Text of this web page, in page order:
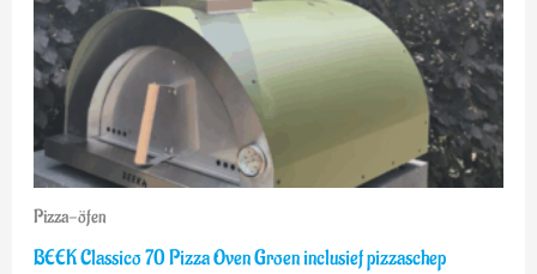
Pizza-öfen
BEEK Classico 70 Pizza Oven Groen inclusief pizzaschep